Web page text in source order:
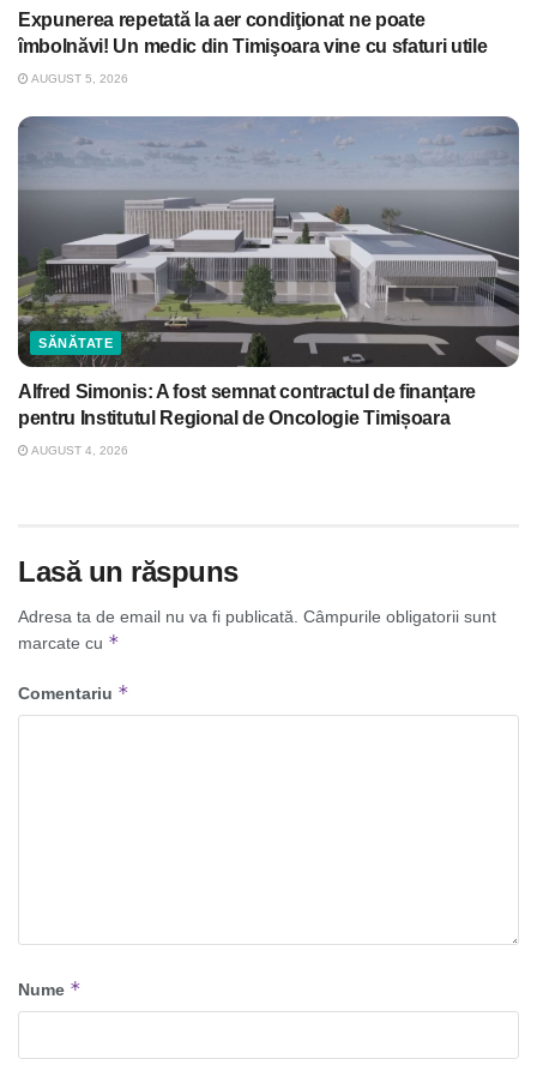
Expunerea repetată la aer condiţionat ne poate
îmbolnăvi! Un medic din Timişoara vine cu sfaturi utile
AUGUST 5, 2026
SĂNĂTATE
Alfred Simonis: A fost semnat contractul de finanțare
pentru Institutul Regional de Oncologie Timișoara
AUGUST 4, 2026
Lasă un răspuns
Adresa ta de email nu va fi publicată. Câmpurile obligatorii sunt
marcate cu *
Comentariu *
Nume *